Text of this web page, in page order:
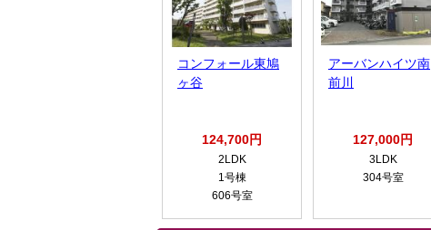
コンフォール東鳩
ヶ谷
124,700円
2LDK
1号棟
606号室
アーバンハイツ南
前川
127,000円
3LDK
304号室